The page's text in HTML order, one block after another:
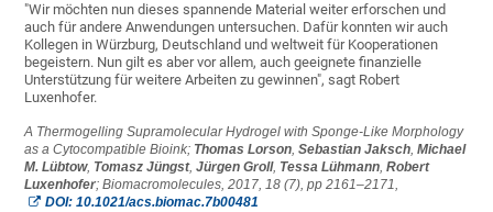
"Wir möchten nun dieses spannende Material weiter erforschen und
auch für andere Anwendungen untersuchen. Dafür konnten wir auch
Kollegen in Würzburg, Deutschland und weltweit für Kooperationen
begeistern. Nun gilt es aber vor allem, auch geeignete finanzielle
Unterstützung für weitere Arbeiten zu gewinnen", sagt Robert
Luxenhofer.
A Thermogelling Supramolecular Hydrogel with Sponge-Like Morphology
as a Cytocompatible Bioink; Thomas Lorson,Sebastian Jaksch,Michael
M. Lübtow, Tomasz Jüngst,Jürgen Groll, Tessa Lühmann,Robert
Luxenhofer;Biomacromolecules, 2017, 18 (7), pp 2161–2171,
DOI: 10.1021/acs.biomac.7b00481